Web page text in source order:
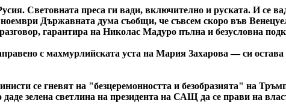
Световната преса ги вади, включително и руската. И се
Държавната дума съобщи, че съвсем скоро във
гарантира на Николас Мадуро пълна и безусловна
с махмурлийската уста на Мария Захарова — си
се гневят на "безцеремонността и безобразията" на
зелена светлина на президента на САЩ да се прави на